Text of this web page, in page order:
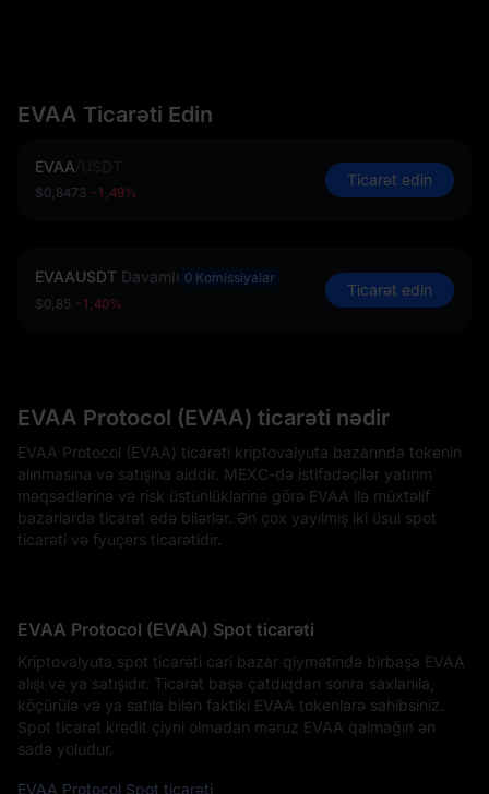
EVAA Ticarəti Edin
EVAA
$0,8473 -1,49%
Ticarət edin
EVAAUSDT Davamlı 0 Komissiyalar
$0,85 -1,40%
Ticarət edin
EVAA Protocol (EVAA) ticarəti nədir
EVAA Protocol (EVAA) ticarəti kriptovalyuta bazarında tokenin
alınmasına və satışına aiddir. MEXC-də istifadəçilər yatırım
məqsədlərinə və risk üstünlüklərinə görə EVAA ilə müxtəlif
bazarlarda ticarət edə bilərlər. Ən çox yayılmış iki üsul spot
ticarəti və fyuçers ticarətidir.
EVAA Protocol (EVAA) Spot ticarəti
Kriptovalyuta spot ticarəti cari bazar qiymətində birbaşa EVAA
alışı və ya satışıdır. Ticarət başa çatdıqdan sonra saxlanıla,
köçürülə və ya satıla bilən faktiki EVAA tokenlərə sahibsiniz.
Spot ticarət kredit çiyni olmadan məruz EVAA qalmağın ən
sadə yoludur.
EVAA Protocol Spot ticarəti